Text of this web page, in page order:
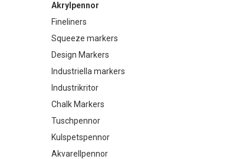
Akrylpennor
Fineliners
Squeeze markers
Design Markers
Industriella markers
Industrikritor
Chalk Markers
Tuschpennor
Kulspetspennor
Akvarellpennor